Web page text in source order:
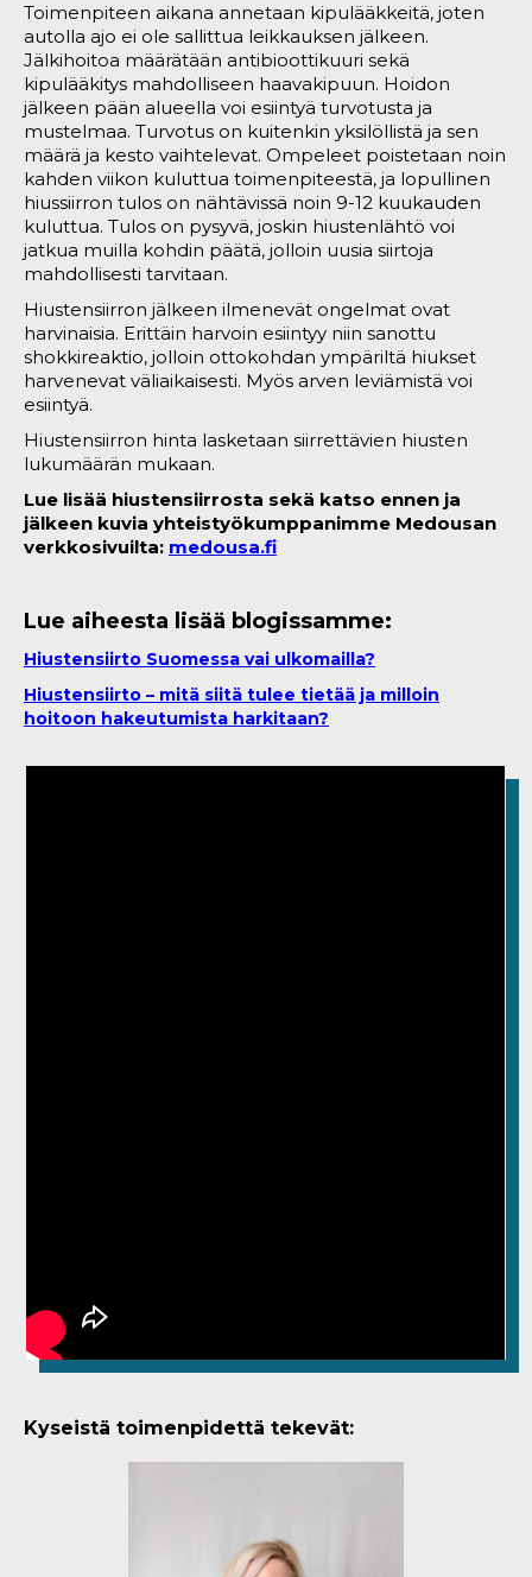
Toimenpiteen aikana annetaan kipulääkkeitä, joten
autolla ajo ei ole sallittua leikkauksen jälkeen.
Jälkihoitoa määrätään antibioottikuuri sekä
kipulääkitys mahdolliseen haavakipuun. Hoidon
jälkeen pään alueella voi esiintyä turvotusta ja
mustelmaa. Turvotus on kuitenkin yksilöllistä ja sen
määrä ja kesto vaihtelevat. Ompeleet poistetaan noin
kahden viikon kuluttua toimenpiteestä, ja lopullinen
hiussiirron tulos on nähtävissä noin 9-12 kuukauden
kuluttua. Tulos on pysyvä, joskin hiustenlähtö voi
jatkua muilla kohdin päätä, jolloin uusia siirtoja
mahdollisesti tarvitaan.
Hiustensiirron jälkeen ilmenevät ongelmat ovat
harvinaisia. Erittäin harvoin esiintyy niin sanottu
shokkireaktio, jolloin ottokohdan ympäriltä hiukset
harvenevat väliaikaisesti. Myös arven leviämistä voi
esiintyä.
Hiustensiirron hinta lasketaan siirrettävien hiusten
lukumäärän mukaan.
Lue lisää hiustensiirrosta sekä katso ennen ja
jälkeen kuvia yhteistyökumppanimme Medousan
verkkosivuilta: medousa.fi
Lue aiheesta lisää blogissamme:
Hiustensiirto Suomessa vai ulkomailla?
Hiustensiirto – mitä siitä tulee tietää ja milloin
hoitoon hakeutumista harkitaan?
Kyseistä toimenpidettä tekevät: